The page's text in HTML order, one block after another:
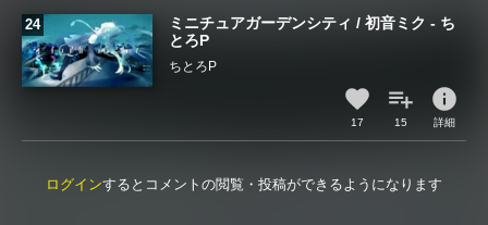
ミニチュアガーデンシティ / 初音ミク - ち
とろP
ちとろP
17 15
info
詳細
ログインするとコメントの閲覧・投稿ができるようになります